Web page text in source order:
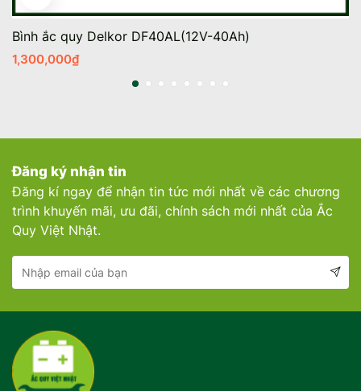
Bình ắc quy Delkor DF40AL(12V-40Ah)
1,300,000₫
Đăng ký nhận tin
Đăng kí ngay để nhận tin tức mới nhất về các chương
trình khuyến mãi, ưu đãi, chính sách mới nhất của Ắc
Quy Việt Nhật.